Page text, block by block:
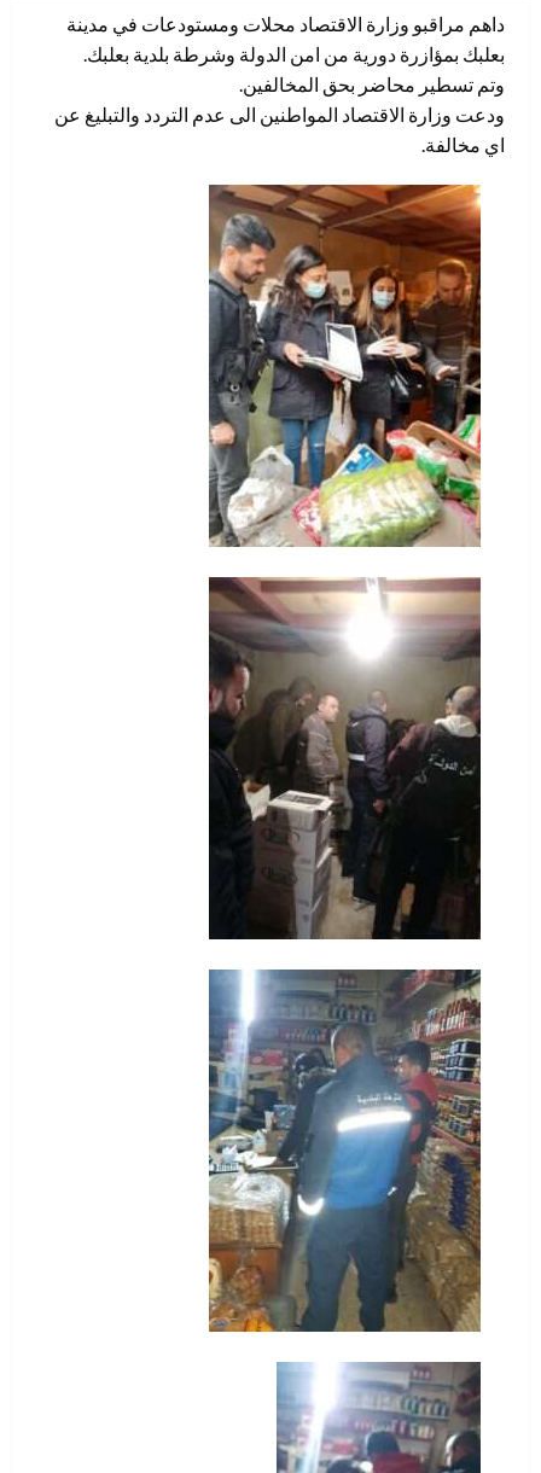
داهم مراقبو وزارة الاقتصاد محلات ومستودعات في مدينة
بعلبك بمؤازرة دورية من امن الدولة وشرطة بلدية بعلبك.
وتم تسطير محاضر بحق المخالفين.
ودعت وزارة الاقتصاد المواطنين الى عدم التردد والتبليغ عن
اي مخالفة.